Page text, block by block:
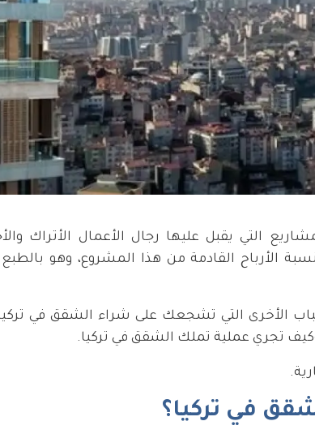
التي يقبل عليها رجال الأعمال الأتراك
الأرباح القادمة من هذا المشروع، وهو
الأخرى التي تشجعك على شراء الشقق في تركيا
تجري عملية تملك الشقق في تركيا.
في تركيا؟